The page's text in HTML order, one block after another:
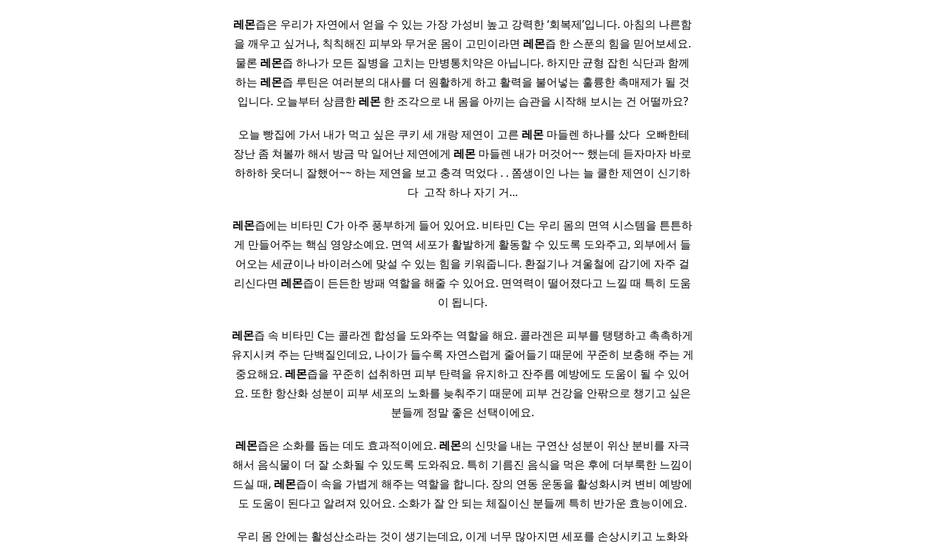
레몬즙은 우리가 자연에서 얻을 수 있는 가장 가성비 높고 강력한 ‘회복제’입니다. 아침의 나른함
을 깨우고 싶거나, 칙칙해진 피부와 무거운 몸이 고민이라면 레몬즙 한 스푼의 힘을 믿어보세요.
물론 레몬즙 하나가 모든 질병을 고치는 만병통치약은 아닙니다. 하지만 균형 잡힌 식단과 함께
하는 레몬즙 루틴은 여러분의 대사를 더 원활하게 하고 활력을 불어넣는 훌륭한 촉매제가 될 것
입니다. 오늘부터 상큼한 레몬한 조각으로 내 몸을 아끼는 습관을 시작해 보시는 건 어떨까요?
​ 오늘 빵집에 가서 내가 먹고 싶은 쿠키 세 개랑 제연이 고른 레몬 마들렌 하나를 샀다 ​ 오빠한테
장난 좀 쳐볼까 해서 방금 막 일어난 제연에게 레몬 마들렌 내가 머것어~~ 했는데 듣자마자 바로
하하하 웃더니 잘했어~~ 하는 제연을 보고 충격 먹었다 . . 쫌생이인 나는 늘 쿨한 제연이 신기하
다 ​ 고작 하나 자기 거…
레몬즙에는 비타민 C가 아주 풍부하게 들어 있어요. 비타민 C는 우리 몸의 면역 시스템을 튼튼하
게 만들어주는 핵심 영양소예요. 면역 세포가 활발하게 활동할 수 있도록 도와주고, 외부에서 들
어오는 세균이나 바이러스에 맞설 수 있는 힘을 키워줍니다. 환절기나 겨울철에 감기에 자주 걸
리신다면 레몬즙이 든든한 방패 역할을 해줄 수 있어요. 면역력이 떨어졌다고 느낄 때 특히 도움
이 됩니다.
레몬즙 속 비타민 C는 콜라겐 합성을 도와주는 역할을 해요. 콜라겐은 피부를 탱탱하고 촉촉하게
유지시켜 주는 단백질인데요, 나이가 들수록 자연스럽게 줄어들기 때문에 꾸준히 보충해 주는 게
중요해요. 레몬즙을 꾸준히 섭취하면 피부 탄력을 유지하고 잔주름 예방에도 도움이 될 수 있어
요. 또한 항산화 성분이 피부 세포의 노화를 늦춰주기 때문에 피부 건강을 안팎으로 챙기고 싶은
분들께 정말 좋은 선택이에요.
레몬즙은 소화를 돕는 데도 효과적이에요. 레몬의 신맛을 내는 구연산 성분이 위산 분비를 자극
해서 음식물이 더 잘 소화될 수 있도록 도와줘요. 특히 기름진 음식을 먹은 후에 더부룩한 느낌이
드실 때, 레몬즙이 속을 가볍게 해주는 역할을 합니다. 장의 연동 운동을 활성화시켜 변비 예방에
도 도움이 된다고 알려져 있어요. 소화가 잘 안 되는 체질이신 분들께 특히 반가운 효능이에요.
우리 몸 안에는 활성산소라는 것이 생기는데요, 이게 너무 많아지면 세포를 손상시키고 노화와